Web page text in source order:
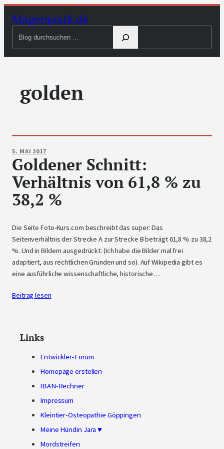
Zum
Inhalt
Magerquark.de
durchsuchen
golden
5. MAI 2017
Goldener Schnitt:
Verhältnis von 61,8 % zu
38,2 %
Die Seite Foto-Kurs.com beschreibt das super: Das
Seitenverhältnis der Strecke A zur Strecke B beträgt 61,8 % zu 38,2
%. Und in Bildern ausgedrückt: (Ich habe die Bilder mal frei
adaptiert, aus rechtlichen Gründen und so). Auf Wikipedia gibt es
eine ausführliche wissenschaftliche, historische…
Beitrag lesen
Links
Entwickler-Forum
Homepage erstellen
IBAN-Rechner
Impressum
Kleintier-Osteopathie Göppingen
Meine Hündin Jara ♥
Mordstreifen